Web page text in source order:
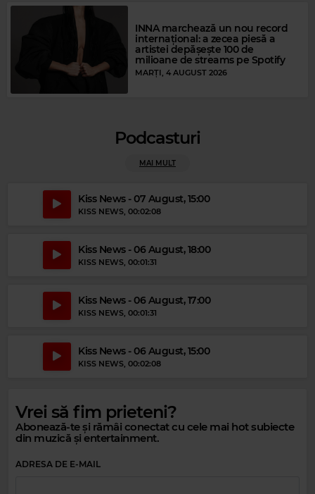
Magic Party Mix
Magic Relax
JON KENNEDY– WERE JUST WAITING FOR YOU NOW
INNA marchează un nou record
internațional: a zecea piesă a
artistei depășește 100 de
milioane de streams pe Spotify
MARȚI, 4 AUGUST 2026
Podcasturi
MAI MULT
Kiss News - 07 August, 15:00
KISS NEWS, 00:02:08
Kiss News - 06 August, 18:00
KISS NEWS, 00:01:31
Kiss News - 06 August, 17:00
KISS NEWS, 00:01:31
Kiss News - 06 August, 15:00
KISS NEWS, 00:02:08
Vrei să fim prieteni?
Abonează-te și rămâi conectat cu cele mai hot subiecte
din muzică și entertainment.
ADRESA DE E-MAIL